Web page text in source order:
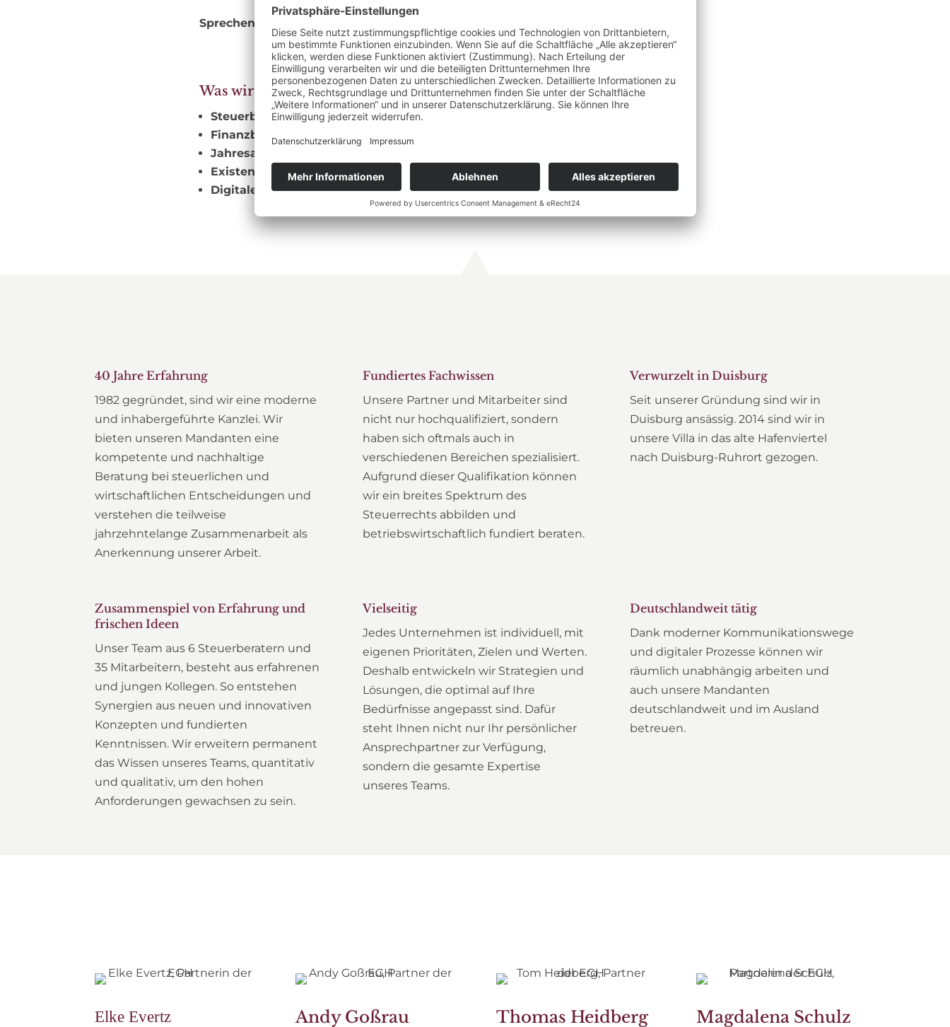
Sprechen Sie uns gerne an oder besuchen Sie uns in Duisburg-Ruhrort.
​Was wir für Sie tun können
Steuerberatung– für Unternehmen und Selbstständige
Finanzbuchhaltung & Lohnabrechnung
Jahresabschlüsse & Steuererklärungen
Existenzgründung – vom Businessplan bis zur steuerlichen Anmeldung
Digitale Steuerberatung– mit ADDISON OneClick Prozessen
40 Jahre Erfahrung
1982 gegründet, sind wir eine moderne
und inhabergeführte Kanzlei. Wir
bieten unseren Mandanten eine
kompetente und nachhaltige
Beratung bei steuerlichen und
wirtschaftlichen Entscheidungen und
verstehen die teilweise
jahrzehntelange Zusammenarbeit als
Anerkennung unserer Arbeit.
Fundiertes Fachwissen
Unsere Partner und Mitarbeiter sind
nicht nur hochqualifiziert, sondern
haben sich oftmals auch in
verschiedenen Bereichen spezialisiert.
Aufgrund dieser Qualifikation können
wir ein breites Spektrum des
Steuerrechts abbilden und
betriebswirtschaftlich fundiert beraten.
Verwurzelt in Duisburg
Seit unserer Gründung sind wir in
Duisburg ansässig. 2014 sind wir in
unsere Villa in das alte Hafenviertel
nach Duisburg-Ruhrort gezogen.
Zusammenspiel von Erfahrung und
frischen Ideen
Unser Team aus 6 Steuerberatern und
35 Mitarbeitern, besteht aus erfahrenen
und jungen Kollegen. So entstehen
Synergien aus neuen und innovativen
Konzepten und fundierten
Kenntnissen. Wir erweitern permanent
das Wissen unseres Teams, quantitativ
und qualitativ, um den hohen
Anforderungen gewachsen zu sein.
Vielseitig
Jedes Unternehmen ist individuell, mit
eigenen Prioritäten, Zielen und Werten.
Deshalb entwickeln wir Strategien und
Lösungen, die optimal auf Ihre
Bedürfnisse angepasst sind. Dafür
steht Ihnen nicht nur Ihr persönlicher
Ansprechpartner zur Verfügung,
sondern die gesamte Expertise
unseres Teams.
Deutschlandweit tätig
Dank moderner Kommunikationswege
und digitaler Prozesse können wir
räumlich unabhängig arbeiten und
auch unsere Mandanten
deutschlandweit und im Ausland
betreuen.
Elke Evertz Andy Goßrau Thomas Heidberg Magdalena Schulz